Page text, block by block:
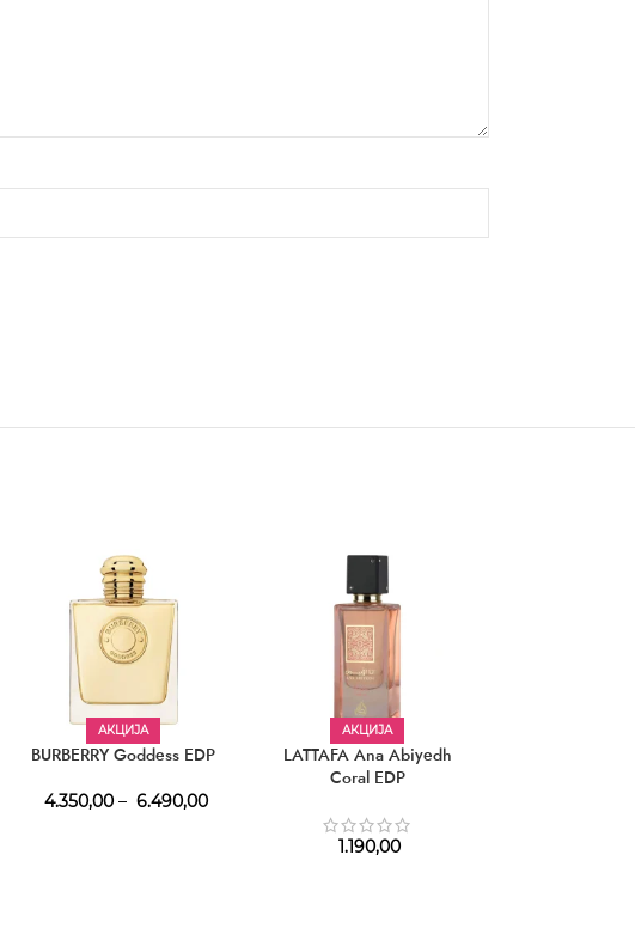
АКЦИЈА
BURBERRY Goddess EDP
4.350,00 – 6.490,00
АКЦИЈА
LATTAFA Ana Abiyedh
Coral EDP
1.190,00